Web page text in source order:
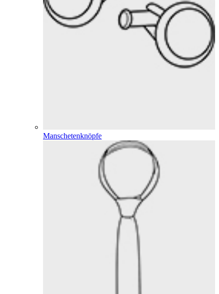
Manschetenknöpfe